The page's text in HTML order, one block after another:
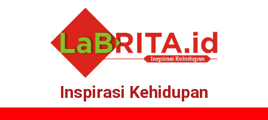
Inspirasi Kehidupan